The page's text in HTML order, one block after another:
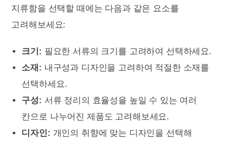
지류함을 선택할 때에는 다음과 같은 요소를
고려해보세요:
크기: 필요한 서류의 크기를 고려하여 선택하세요.
소재: 내구성과 디자인을 고려하여 적절한 소재를
선택하세요.
구성: 서류 정리의 효율성을 높일 수 있는 여러
칸으로 나누어진 제품도 고려해보세요.
디자인: 개인의 취향에 맞는 디자인을 선택해